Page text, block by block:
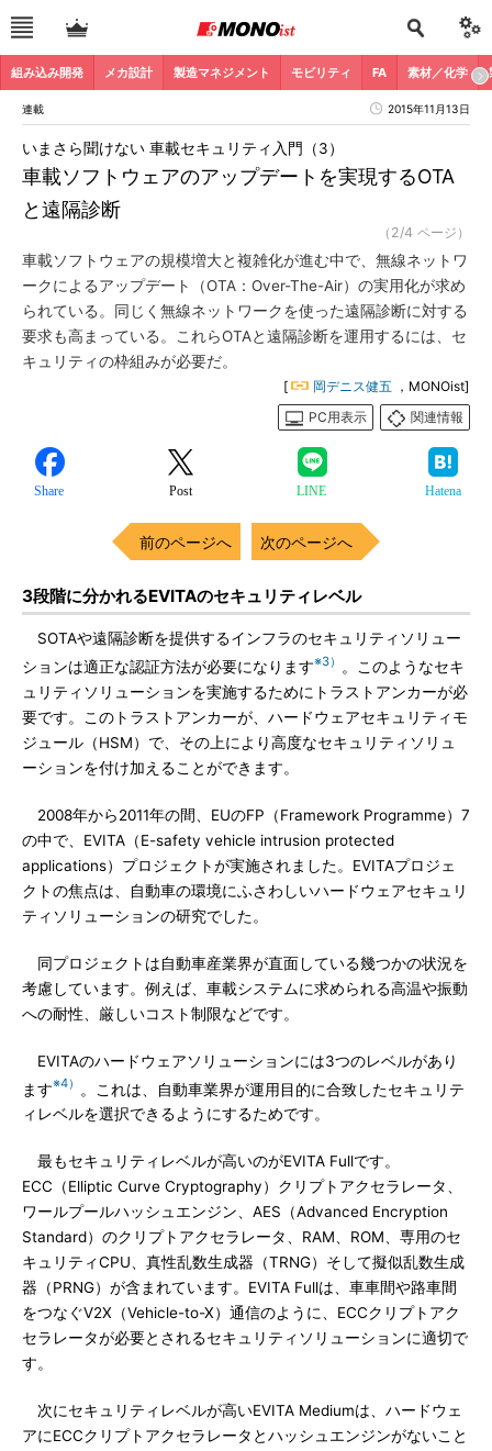
組み込み開発 メカ設計 製造マネジメント モビリティ FA 素材／化学
連載 2015年11月13日
車載ソフトウェアのアップデートを実現するOTA
と遠隔診断
いまさら聞けない 車載セキュリティ入門（3）
（2/4 ページ）
車載ソフトウェアの規模増大と複雑化が進む中で、無線ネットワ
ークによるアップデート（OTA：Over-The-Air）の実用化が求め
られている。同じく無線ネットワークを使った遠隔診断に対する
要求も高まっている。これらOTAと遠隔診断を運用するには、セ
キュリティの枠組みが必要だ。
[ 岡デニス健五 ，MONOist]
PC用表示
関連情報
Share Post LINE Hatena
前のページへ 次のページへ
3段階に分かれるEVITAのセキュリティレベル
SOTAや遠隔診断を提供するインフラのセキュリティソリュー
ションは適正な認証方法が必要になります※3）
。このようなセキ
ュリティソリューションを実施するためにトラストアンカーが必
要です。このトラストアンカーが、ハードウェアセキュリティモ
ジュール（HSM）で、その上により高度なセキュリティソリュ
ーションを付け加えることができます。
2008年から2011年の間、EUのFP（Framework Programme）7
の中で、EVITA（E-safety vehicle intrusion protected
applications）プロジェクトが実施されました。EVITAプロジェ
クトの焦点は、自動車の環境にふさわしいハードウェアセキュリ
ティソリューションの研究でした。
同プロジェクトは自動車産業界が直面している幾つかの状況を
考慮しています。例えば、車載システムに求められる高温や振動
への耐性、厳しいコスト制限などです。
EVITAのハードウェアソリューションには3つのレベルがあり
ます※4）
。これは、自動車業界が運用目的に合致したセキュリテ
ィレベルを選択できるようにするためです。
最もセキュリティレベルが高いのがEVITA Fullです。
ECC（Elliptic Curve Cryptography）クリプトアクセラレータ、
ワールプールハッシュエンジン、AES（Advanced Encryption
Standard）のクリプトアクセラレータ、RAM、ROM、専用のセ
キュリティCPU、真性乱数生成器（TRNG）そして擬似乱数生成
器（PRNG）が含まれています。EVITA Fullは、車車間や路車間
をつなぐV2X（Vehicle-to-X）通信のように、ECCクリプトアク
セラレータが必要とされるセキュリティソリューションに適切で
す。
次にセキュリティレベルが高いEVITA Mediumは、ハードウェ
アにECCクリプトアクセラレータとハッシュエンジンがないこと